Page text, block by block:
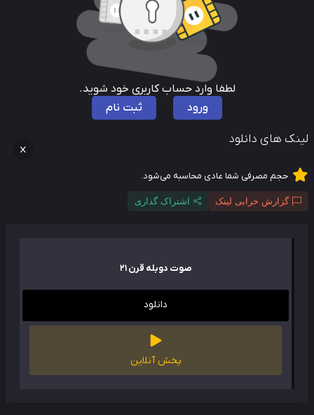
لطفا وارد حساب کاربری خود شوید.
ورود
ثبت نام
های دانلود
حجم مصرفی شما عادی محاسبه می‌شود.
گزارش خرابی لینک اشتراک گذاری
صوت دوبله قرن 21
دانلود
پخش آنلاین